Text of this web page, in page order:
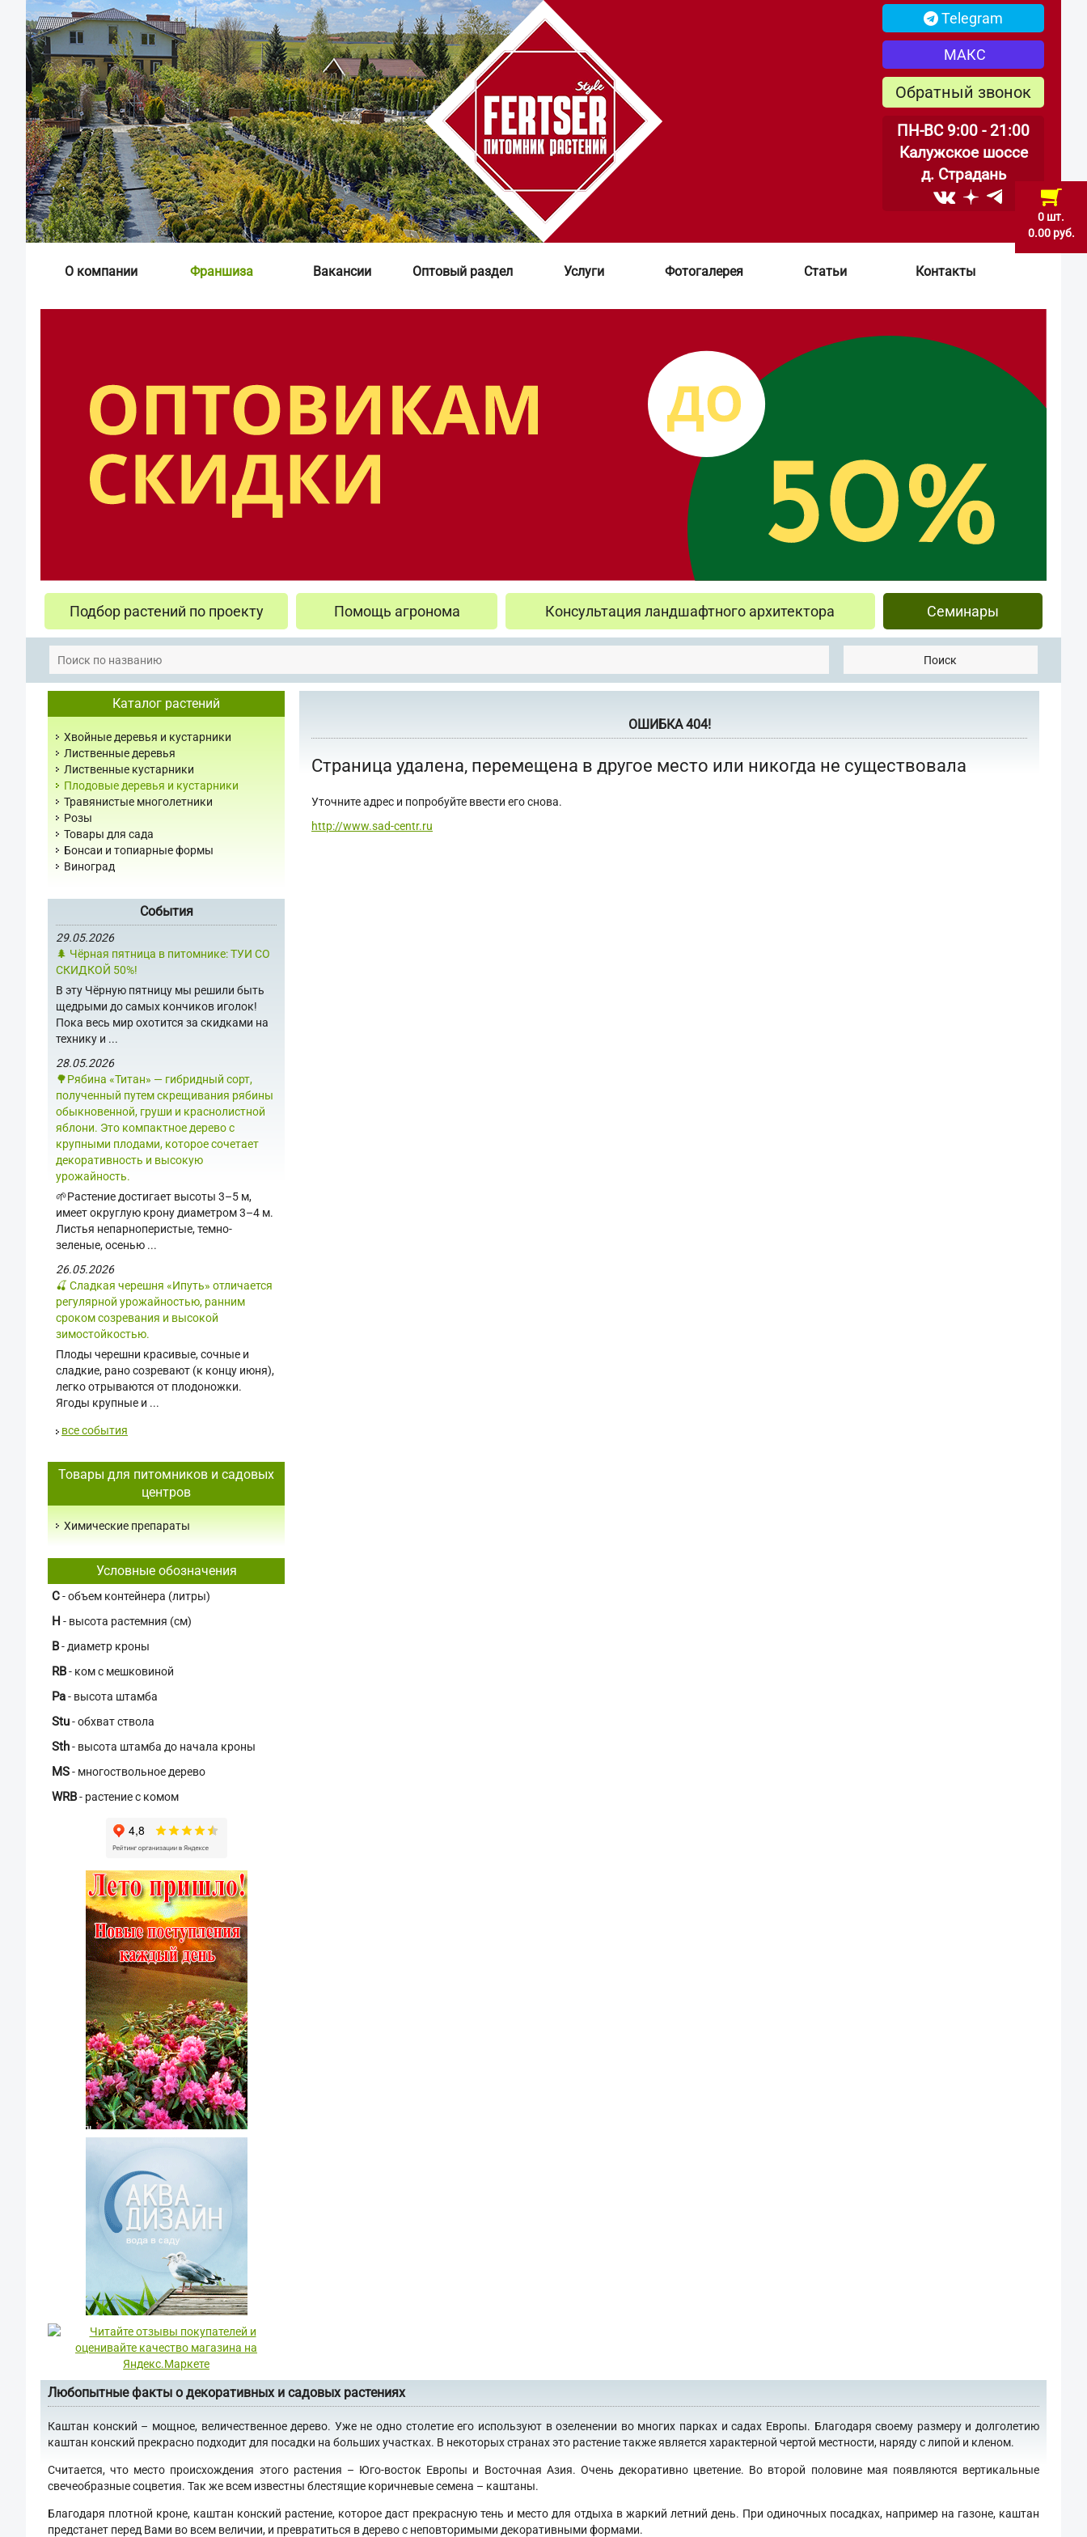
0 шт.
0.00 руб.
Telegram
МАКС
Обратный звонок
ПН-ВС 9:00 - 21:00
Калужское шоссе
д. Страдань
О компании Франшиза Вакансии Оптовый раздел Услуги Фотогалерея Статьи Контакты
Подбор растений по проекту Помощь агронома Консультация ландшафтного архитектора Семинары
Поиск
Каталог растений
Хвойные деревья и кустарники
Лиственные деревья
Лиственные кустарники
Плодовые деревья и кустарники
Травянистые многолетники
Розы
Товары для сада
Бонсаи и топиарные формы
Виноград
События
29.05.2026
🌲 Чёрная пятница в питомнике: ТУИ СО
СКИДКОЙ 50%!
В эту Чёрную пятницу мы решили быть
щедрыми до самых кончиков иголок!
Пока весь мир охотится за скидками на
технику и ...
28.05.2026
🌳Рябина «Титан» — гибридный сорт,
полученный путем скрещивания рябины
обыкновенной, груши и краснолистной
яблони. Это компактное дерево с
крупными плодами, которое сочетает
декоративность и высокую
урожайность.
🌱Растение достигает высоты 3–5 м,
имеет округлую крону диаметром 3–4 м.
Листья непарноперистые, темно-
зеленые, осенью ...
26.05.2026
🍒 Сладкая черешня «Ипуть» отличается
регулярной урожайностью, ранним
сроком созревания и высокой
зимостойкостью.
Плоды черешни красивые, сочные и
сладкие, рано созревают (к концу июня),
легко отрываются от плодоножки.
Ягоды крупные и ...
все события
Товары для питомников и садовых
центров
Химические препараты
Условные обозначения
C- объем контейнера (литры)
H - высота растемния (см)
В- диаметр кроны
RB- ком с мешковиной
Pa- высота штамба
Stu- обхват ствола
Sth- высота штамба до начала кроны
MS- многоствольное дерево
WRB- растение с комом
ОШИБКА 404!
Страница удалена, перемещена в другое место или никогда не существовала
Уточните адрес и попробуйте ввести его снова.
http://www.sad-centr.ru
Любопытные факты о декоративных и садовых растениях
Каштан конский – мощное, величественное дерево. Уже не одно столетие его используют в озеленении во многих парках и садах Европы. Благодаря своему размеру и долголетию
каштан конский прекрасно подходит для посадки на больших участках. В некоторых странах это растение также является характерной чертой местности, наряду с липой и кленом.
Считается, что место происхождения этого растения – Юго-восток Европы и Восточная Азия. Очень декоративно цветение. Во второй половине мая появляются вертикальные
свечеобразные соцветия. Так же всем известны блестящие коричневые семена – каштаны.
Благодаря плотной кроне, каштан конский растение, которое даст прекрасную тень и место для отдыха в жаркий летний день. При одиночных посадках, например на газоне, каштан
предстанет перед Вами во всем величии, и превратиться в дерево с неповторимыми декоративными формами.